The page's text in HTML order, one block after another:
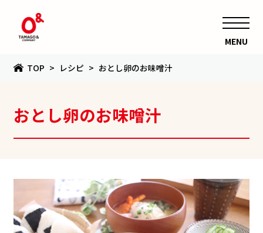
MENU
TOP レシピ おとし卵のお味噌汁
おとし卵のお味噌汁